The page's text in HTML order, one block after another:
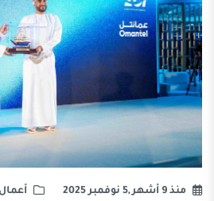
منذ 9 أشهر ,5 نوفمبر 2025 أعمال